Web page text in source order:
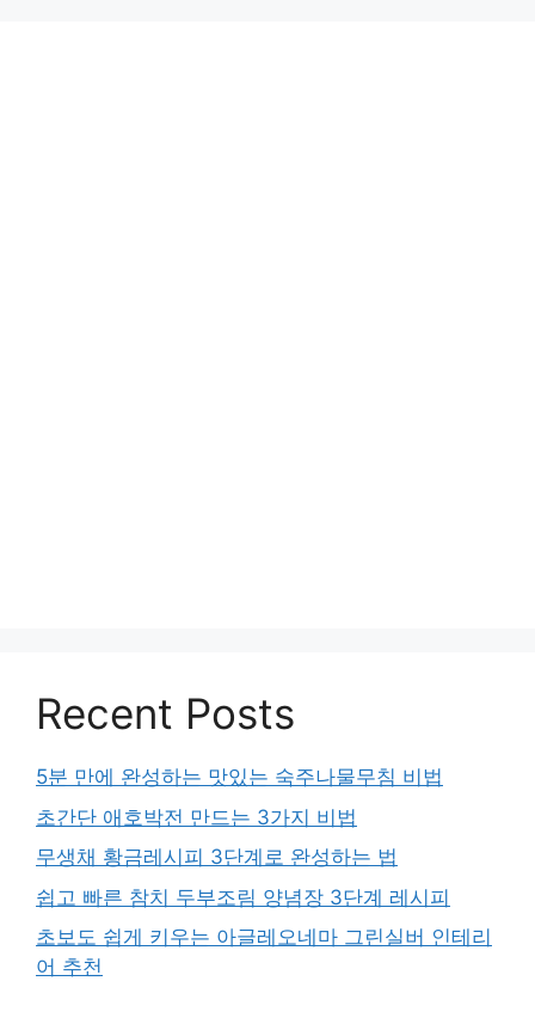
Recent Posts
5분 만에 완성하는 맛있는 숙주나물무침 비법
초간단 애호박전 만드는 3가지 비법
무생채 황금레시피 3단계로 완성하는 법
쉽고 빠른 참치 두부조림 양념장 3단계 레시피
초보도 쉽게 키우는 아글레오네마 그린실버 인테리
어 추천